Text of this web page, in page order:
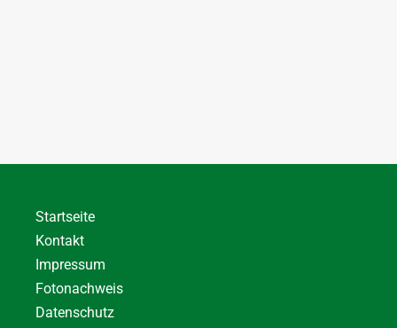
Startseite
Kontakt
Impressum
Fotonachweis
Datenschutz